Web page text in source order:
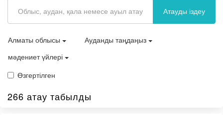
Атауды іздеу
Алматы облысы
Ауданды таңдаңыз
мәдениет үйлері
Өзгертілген
266 атау табылды